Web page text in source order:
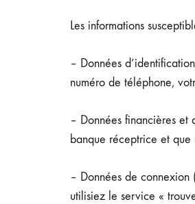
Les informations
– Données
numéro de téléphone,
– Données financières et
banque réceptrice et que
– Données de
utilisiez le service «